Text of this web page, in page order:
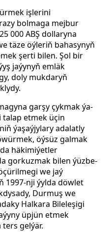
işlerini
bolmaga mejbur
000 ABŞ dollaryna
täze öýleriň bahasynyň
şerti bilen. Şol bir
jaýynyň emläk
doly mukdaryň
garşy çykmak ýa-
talap etmek üçin
ýaşaýjylary adalatly
öýsüz galmak
häkimiýetler
gorkuzmak bilen ýüzbe-
we jaý
1997-nji ýylda döwlet
Durmuş we
Halkara Bileleşigi
üpjün etmek
gelýär.